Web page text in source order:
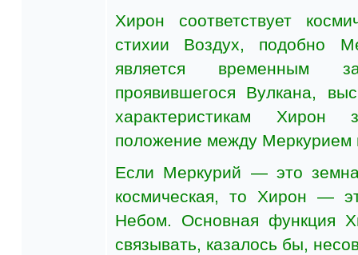
Хирон соответствует
стихии Воздух, подобно
является временным
проявившегося Вулкана,
характеристикам Хирон
положение между Меркурием
Если Меркурий — это
космическая, то Хирон —
Небом. Основная функция
связывать, казалось бы,